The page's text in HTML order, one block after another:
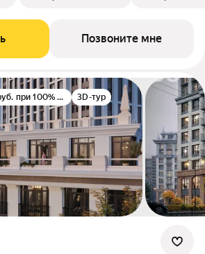
Позвоните мне
выгода до 825 000 руб. при 100% оплате 3D-тур